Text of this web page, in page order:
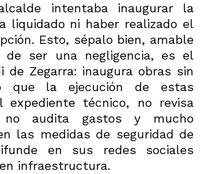
intentaba inaugurar la
liquidado ni haber realizado el
Esto, sépalo bien, amable
de ser una negligencia, es el
de Zegarra: inaugura obras sin
que la ejecución de estas
expediente técnico, no revisa
no audita gastos y mucho
las medidas de seguridad de
en sus redes sociales
infraestructura.